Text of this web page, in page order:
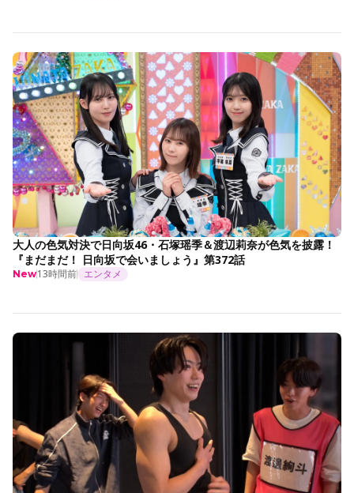
大人の色気対決で日向坂46・石塚瑶季＆渡辺莉奈が色気を披露！
『まだまだ！ 日向坂で会いましょう』第372話
New13時間前 エンタメ